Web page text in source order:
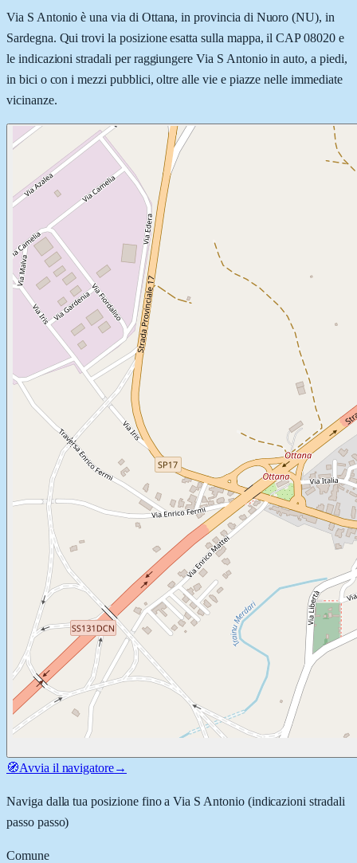
Via S Antonio è una via di Ottana, in provincia di Nuoro (NU), in
Sardegna. Qui trovi la posizione esatta sulla mappa, il CAP 08020 e
le indicazioni stradali per raggiungere Via S Antonio in auto, a piedi,
in bici o con i mezzi pubblici, oltre alle vie e piazze nelle immediate
vicinanze.
🧭Avvia il navigatore→
Naviga dalla tua posizione fino aVia S Antonio(indicazioni stradali
passo passo)
Comune